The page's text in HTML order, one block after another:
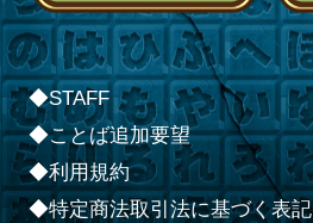
◆STAFF
◆ことば追加要望
◆利用規約
◆特定商法取引法に基づく表記